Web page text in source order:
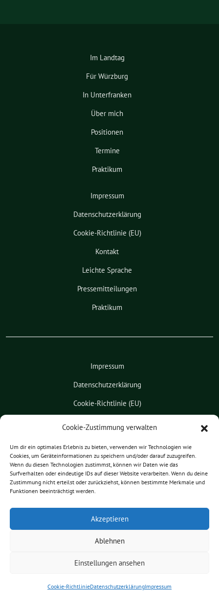
Cookie-Zustimmung verwalten
Um dir ein optimales Erlebnis zu bieten, verwenden wir Technologien wie
Cookies, um Geräteinformationen zu speichern und/oder darauf zuzugreifen.
Wenn du diesen Technologien zustimmst, können wir Daten wie das
Surfverhalten oder eindeutige IDs auf dieser Website verarbeiten. Wenn du deine
Zustimmung nicht erteilst oder zurückziehst, können bestimmte Merkmale und
Funktionen beeinträchtigt werden.
Akzeptieren
Ablehnen
Einstellungen ansehen
Cookie-RichtlinieDatenschutzerklärungImpressum
Im Landtag
Für Würzburg
In Unterfranken
Über mich
Positionen
Termine
Praktikum
Impressum
Datenschutzerklärung
Cookie-Richtlinie (EU)
Kontakt
Leichte Sprache
Pressemitteilungen
Praktikum
Impressum
Datenschutzerklärung
Cookie-Richtlinie (EU)
Pressemitteilungen
Praktikum
freie grüne Theme